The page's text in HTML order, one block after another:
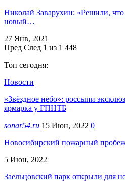
Николай Заварухин: «Решили, что
новый…
27 Янв, 2021
Пред След 1 из 1 448
Топ сегодня:
Новости
«Звёздное небо»: россыпи
ярмарка у ГПНТБ
sonar54.ru 15 Июн, 2022 0
Новосибирский пожарный
5 Июн, 2022
Заельцовский парк открыли для